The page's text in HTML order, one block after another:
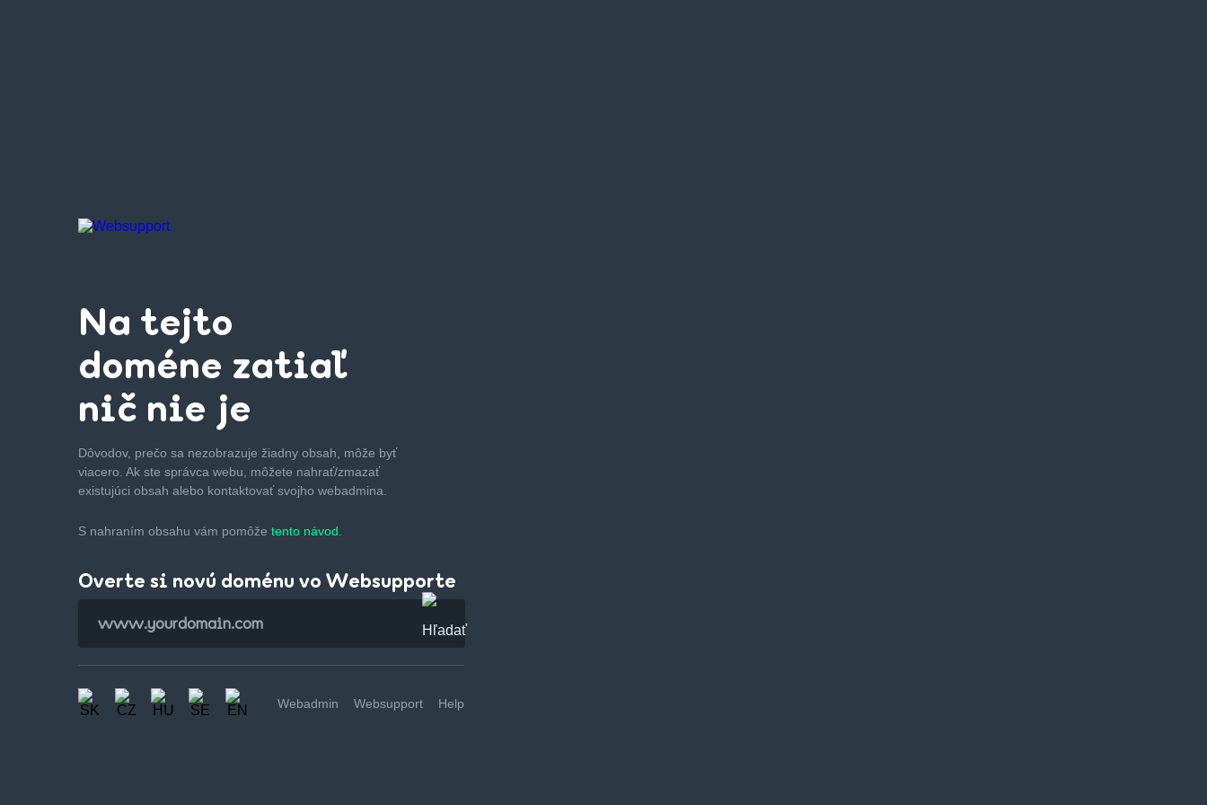
Na tejto
doméne zatiaľ
nič nie je
Dôvodov, prečo sa nezobrazuje žiadny obsah, môže byť
viacero. Ak ste správca webu, môžete nahrať/zmazať
existujúci obsah alebo kontaktovať svojho webadmina.
S nahraním obsahu vám pomôže tento návod.
Overte si novú doménu vo Websupporte
Webadmin Websupport Help